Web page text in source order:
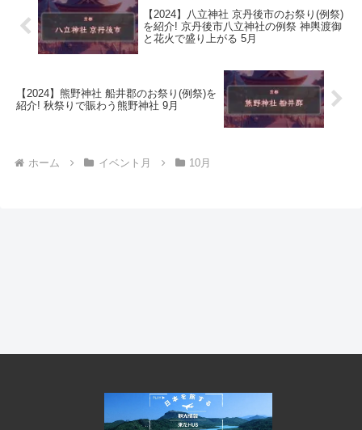
【2024】八立神社 京丹後市のお祭り(例祭)
を紹介! 京丹後市八立神社の例祭 神輿渡御
と花火で盛り上がる 5月
【2024】熊野神社 船井郡のお祭り(例祭)を
紹介! 秋祭りで賑わう熊野神社 9月
ホーム イベント月 10月